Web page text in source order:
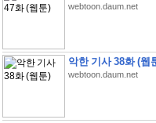
webtoon.daum.net
악한 기사 38화 (웹
webtoon.daum.net